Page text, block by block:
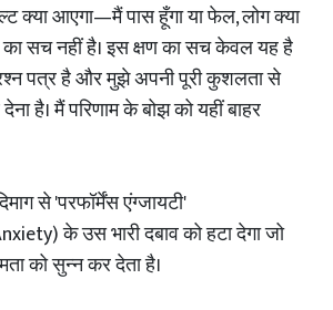
क्या आएगा—मैं पास हूँगा या फेल, लोग क्या
सच नहीं है। इस क्षण का सच केवल यह है
पत्र है और मुझे अपनी पूरी कुशलता से
है। मैं परिणाम के बोझ को यहीं बाहर
से 'परफॉर्मेंस एंग्जायटी'
के उस भारी दबाव को हटा देगा जो
को सुन्न कर देता है।